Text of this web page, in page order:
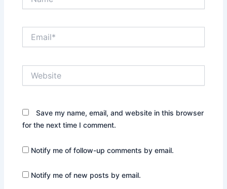
Save my name, email, and website in this browser
for the next time I comment.
Notify me of follow-up comments by email.
Notify me of new posts by email.